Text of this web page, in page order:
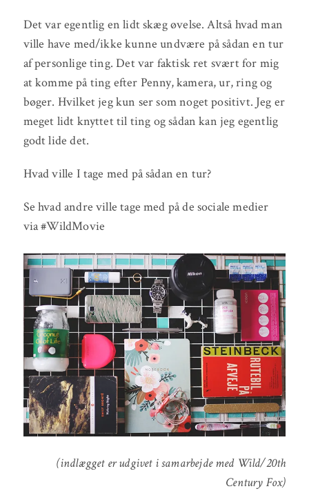
Det var egentlig en lidt skæg øvelse. Altså hvad man
ville have med/ikke kunne undvære på sådan en tur
af personlige ting. Det var faktisk ret svært for mig
at komme på ting efter Penny, kamera, ur, ring og
bøger. Hvilket jeg kun ser som noget positivt. Jeg er
meget lidt knyttet til ting og sådan kan jeg egentlig
godt lide det.
Hvad ville I tage med på sådan en tur?
Se hvad andre ville tage med på de sociale medier
via #WildMovie
(indlægget er udgivet i samarbejde med Wild/20th
Century Fox)